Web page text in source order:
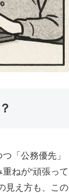
「公務優先」
ねが“頑張って
見え方も、この